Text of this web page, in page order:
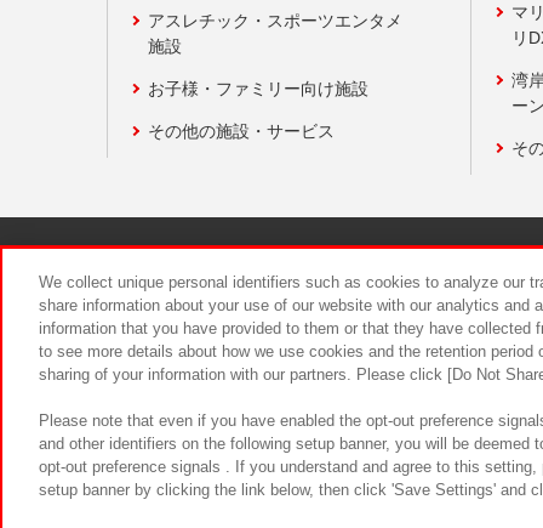
アスレチック・スポーツエンタメ
施設
お子様・ファミリー向け施設
その他の施設・サービス
マ
リ
湾
ー
そ
食品のご
We collect unique personal identifiers such as cookies to analyze our
share information about your use of our website with our analytics and
information that you have provided to them or that they have
to see more details about how we use cookies and the retention
sharing of your information with our partners. Please click [Do Not
Please note that even if you have enabled the opt-out preference
and other identifiers on the following setup banner, you will be
opt-out preference signals . If you understand and agree to this
setup banner by clicking the link below, then click 'Save Settings' and